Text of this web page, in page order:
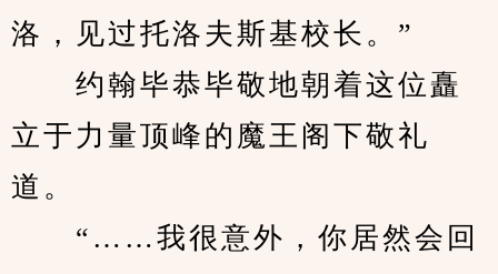
洛，见过托洛夫斯基校长。”
约翰毕恭毕敬地朝着这位矗
立于力量顶峰的魔王阁下敬礼
道。
“……我很意外，你居然会回